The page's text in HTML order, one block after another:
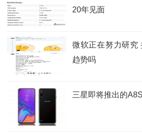
20年见面
微软正在努力研究
趋势吗
三星即将推出的